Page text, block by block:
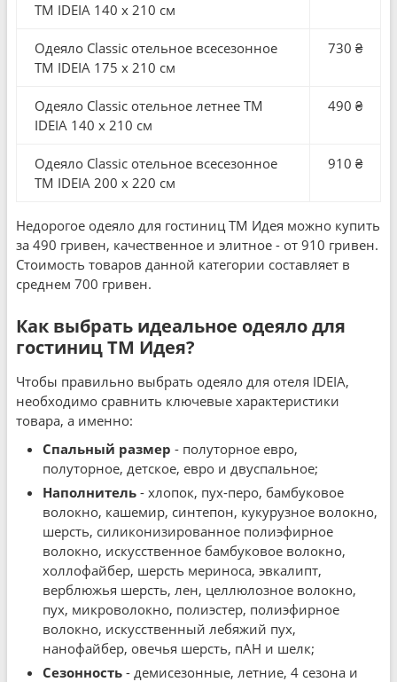
ТМ IDEIA 140 x 210 см
Одеяло Classic отельное всесезонное
ТМ IDEIA 175 x 210 см
730 ₴
Одеяло Classic отельное летнее ТМ
IDEIA 140 x 210 см
490 ₴
Одеяло Classic отельное всесезонное
ТМ IDEIA 200 x 220 см
910 ₴
Недорогое одеяло для гостиниц ТМ Идея можно купить
за 490 гривен, качественное и элитное - от 910 гривен.
Стоимость товаров данной категории составляет в
среднем 700 гривен.
Как выбрать идеальное одеяло для
гостиниц ТМ Идея?
Чтобы правильно выбрать одеяло для отеля IDEIA,
необходимо сравнить ключевые характеристики
товара, а именно:
Спальный размер - полуторное евро,
полуторное, детское, евро и двуспальное;
Наполнитель - хлопок, пух-перо, бамбуковое
волокно, кашемир, синтепон, кукурузное волокно,
шерсть, силиконизированное полиэфирное
волокно, искусственное бамбуковое волокно,
холлофайбер, шерсть мериноса, эвкалипт,
верблюжья шерсть, лен, целлюлозное волокно,
пух, микроволокно, полиэстер, полиэфирное
волокно, искусственный лебяжий пух,
нанофайбер, овечья шерсть, пАН и шелк;
Сезонность - демисезонные, летние, 4 сезона и